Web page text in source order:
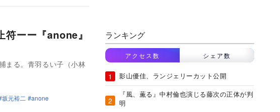
ーー『anone』
まる。青羽るい子（小林
坂元裕二 anone
ランキング
アクセス数 シェア数
影山優佳、ランジェリーカット公開
『風、薫る』中村倫也演じる藤次の正体が判
明